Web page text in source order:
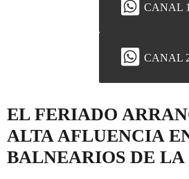
CANAL 1
CANAL
EL FERIADO
ALTA AFLUENCIA
BALNEARIOS DE LA